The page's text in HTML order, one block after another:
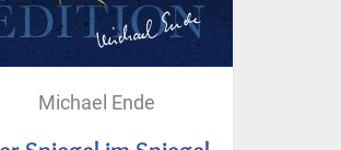
Michael Ende